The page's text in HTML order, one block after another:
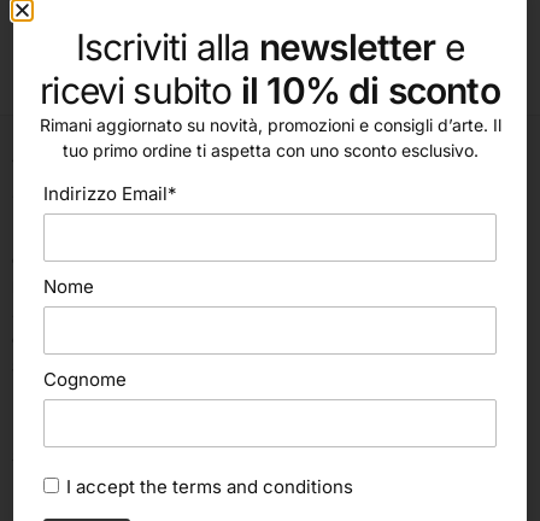
Non è stato trovato nessun prodotto che corrisponde alla
tua selezione.
Via C. Cattaneo, 498
47522, Cesena (FC)
Italia
ORARI:
Lunedì, Martedì, Mercoledì, Venerdì:
8.30 – 12.30 | 15.00 – 19.00
Iscriviti alla newslettere
ricevi subito il 10% di sconto
Rimani aggiornato su novità, promozioni e consigli d’arte. Il
tuo primo ordine ti aspetta con uno sconto esclusivo.
Indirizzo Email*
Nome
Cognome
I accept the terms and conditions